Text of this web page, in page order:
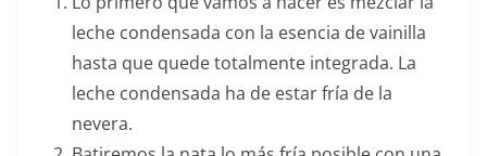
leche condensada con la esencia de vainilla
hasta que quede totalmente integrada. La
leche condensada ha de estar fría de la
nevera.